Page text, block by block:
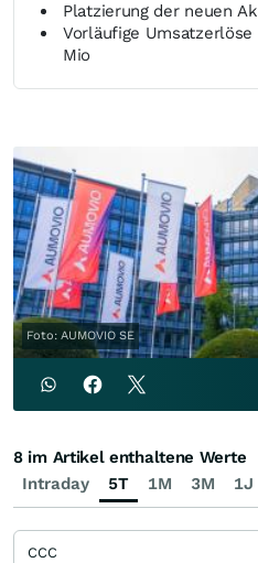
Platzierung der neuen
Vorläufige
Mio
Foto: AUMOVIO SE
Intraday 5T 1M 3M 1J
8 im Artikel enthaltene Werte
CCC